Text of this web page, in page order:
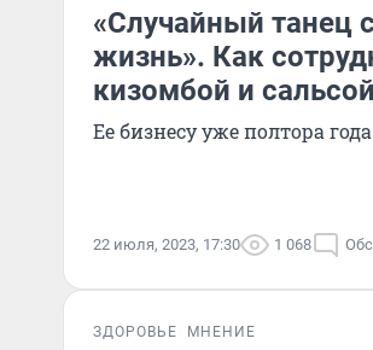
«Случайный танец
жизнь». Как
кизомбой и сальсой
Ее бизнесу уже полтора года
22 июля, 2023, 17:30 1 068
ЗДОРОВЬЕ МНЕНИЕ